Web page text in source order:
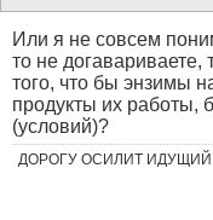
Или я не совсем
то не догавариваете,
того, что бы энзимы
продукты их работы,
(условий)?
ДОРОГУ ОСИЛИТ ИДУЩИЙ!